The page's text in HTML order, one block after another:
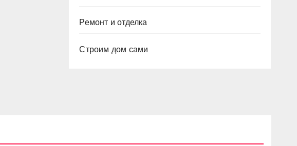
Ремонт и отделка
Строим дом сами